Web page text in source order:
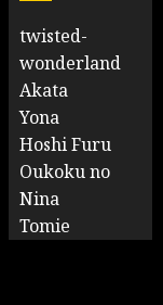
twisted-
wonderland
Akata
Yona
Hoshi Furu
Oukoku no
Nina
Tomie